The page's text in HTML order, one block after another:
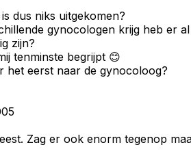
dus niks uitgekomen?
gynocologen krijg heb er
zijn?
tenminste begrijpt 😊
het eerst naar de gynocoloog?
Zag er ook enorm tegenop